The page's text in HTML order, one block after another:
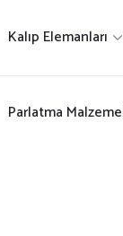
Kalıp Elemanları
Parlatma